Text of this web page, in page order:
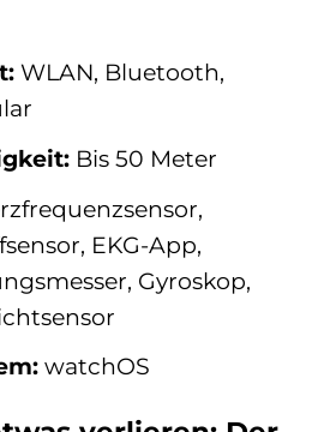
WLAN, Bluetooth,
Bis 50 Meter
EKG-App,
Gyroskop,
watchOS